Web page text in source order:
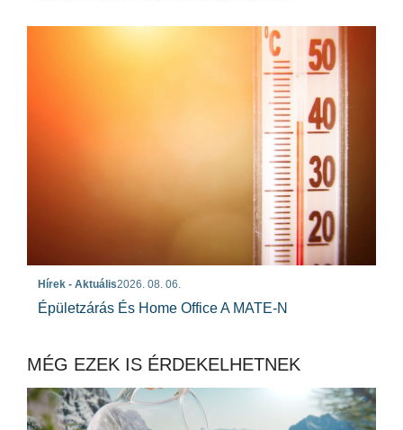
Hírek - Aktuális2026. 08. 06.
Épületzárás És Home Office A MATE-N
MÉG EZEK IS ÉRDEKELHETNEK